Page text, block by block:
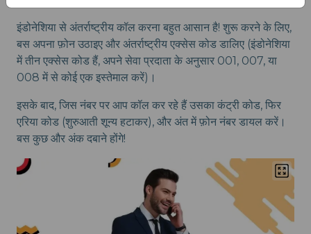
इंडोनेशिया से अंतर्राष्ट्रीय कॉल करना बहुत आसान है! शुरू करने के लिए,
बस अपना फ़ोन उठाइए और अंतर्राष्ट्रीय एक्सेस कोड डालिए (इंडोनेशिया
में तीन एक्सेस कोड हैं, अपने सेवा प्रदाता के अनुसार 001, 007, या
008 में से कोई एक इस्तेमाल करें)।
इसके बाद, जिस नंबर पर आप कॉल कर रहे हैं उसका कंट्री कोड, फिर
एरिया कोड (शुरुआती शून्य हटाकर), और अंत में फ़ोन नंबर डायल करें।
बस कुछ और अंक दबाने होंगे!